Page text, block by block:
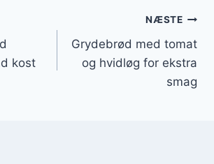
kost
NÆSTE
Grydebrød med tomat
og hvidløg for ekstra
smag